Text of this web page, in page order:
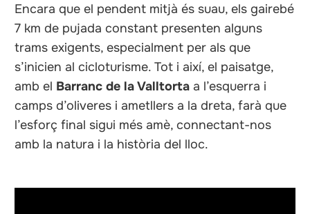
Encara que el pendent mitjà és suau, els gairebé
7 km de pujada constant presenten alguns
trams exigents, especialment per als que
s’inicien al cicloturisme. Tot i així, el paisatge,
amb el Barranc de la Valltorta a l’esquerra i
camps d’oliveres i ametllers a la dreta, farà que
l’esforç final sigui més amè, connectant-nos
amb la natura i la història del lloc.